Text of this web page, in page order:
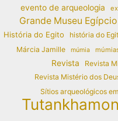
evento de arqueologia
Grande Museu Egípcio
História do Egito
história do
Márcia Jamille múmia
Revista
Revista
Revista Mistério dos
Sítios arqueológicos
Tutankhamon